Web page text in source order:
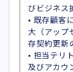
びビジネス
• 既存顧客
大（アップ
存契約更新
• 担当テリ
及びアカウ